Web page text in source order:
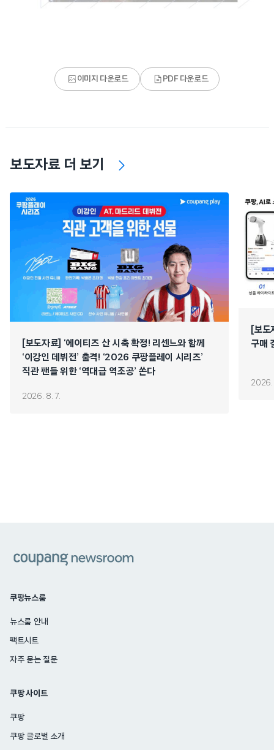
이미지 다운로드 PDF 다운로드
보도자료 더 보기
[보도자료] ‘에이티즈 산 시축 확정! 리센느와 함께
‘이강인 데뷔전’ 출격! ‘2026 쿠팡플레이 시리즈’
직관 팬들 위한 ‘역대급 역조공’ 쏜다
2026. 8. 7.
[보
구매
2026.
쿠팡뉴스룸
뉴스룸 안내
팩트시트
자주 묻는 질문
쿠팡 사이트
쿠팡
쿠팡 글로벌 소개